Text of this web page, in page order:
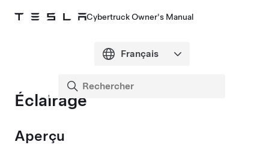
Cybertruck Owner's Manual
Éclairage
Aperçu